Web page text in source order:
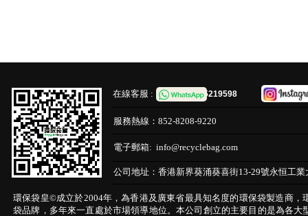
在線客服 :65219598
服務熱線： 852-8208-9220
電子郵箱: info@recyclebag.com
公司地址： 香港新界葵涌葵喜街13-29號永恒工業
環保袋皇©成立於2004年，為香港及廣東省最具知名度的環保袋製造商
袋品牌，多年來一直處於市場領導地位。本公司創立的主要目的是為各大